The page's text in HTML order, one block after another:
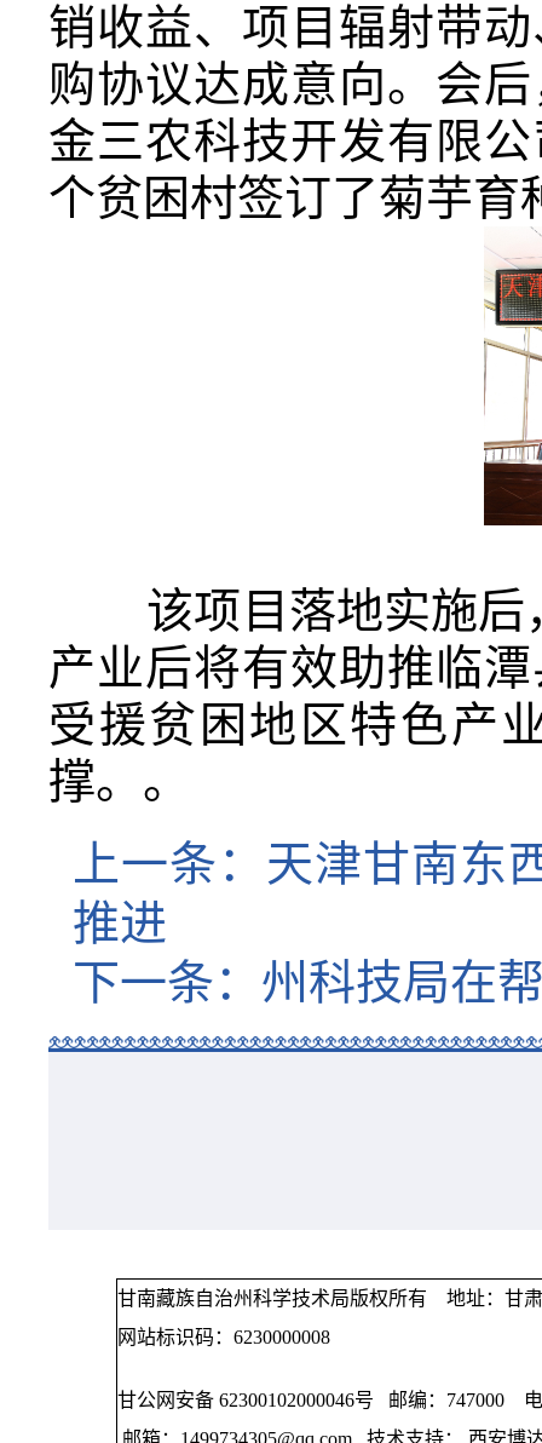
销收益、项目辐射带
购协议达成意向。会
金三农科技开发有限
个贫困村签订了菊芋育
该项目落地实施后
产业后将有效助推临
受援贫困地区特色产
撑。。
上一条： 天津甘南东
推进
下一条： 州科技局在
甘南藏族自治州科学技术局版权所有 地址：甘
网站标识码：6230000008
甘公网安备 62300102000046号 邮编：747000
邮箱： 1499734305@qq.com 技术支持： 西安博